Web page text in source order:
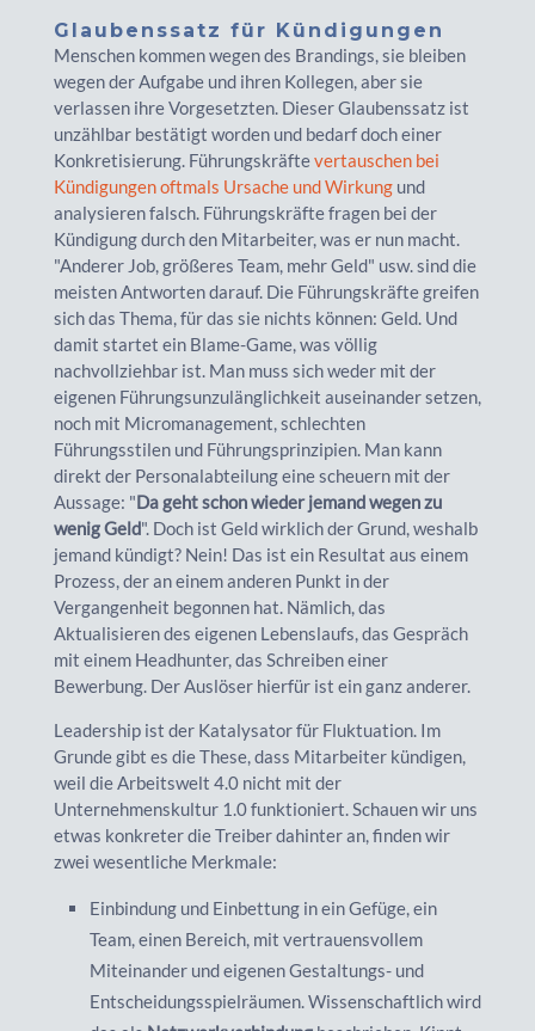
Glaubenssatz für Kündigungen
Menschen kommen wegen des Brandings, sie bleiben
wegen der Aufgabe und ihren Kollegen, aber sie
verlassen ihre Vorgesetzten. Dieser Glaubenssatz ist
unzählbar bestätigt worden und bedarf doch einer
Konkretisierung. Führungskräftevertauschen bei
Kündigungen oftmals Ursache und Wirkungund
analysieren falsch. Führungskräfte fragen bei der
Kündigung durch den Mitarbeiter, was er nun macht.
"Anderer Job, größeres Team, mehr Geld" usw. sind die
meisten Antworten darauf. Die Führungskräfte greifen
sich das Thema, für das sie nichts können: Geld. Und
damit startet ein Blame-Game, was völlig
nachvollziehbar ist. Man muss sich weder mit der
eigenen Führungsunzulänglichkeit auseinander setzen,
noch mit Micromanagement, schlechten
Führungsstilen und Führungsprinzipien. Man kann
direkt der Personalabteilung eine scheuern mit der
Aussage: "Da geht schon wieder jemand wegen zu
wenig Geld". Doch ist Geld wirklich der Grund, weshalb
jemand kündigt? Nein! Das ist ein Resultat aus einem
Prozess, der an einem anderen Punkt in der
Vergangenheit begonnen hat. Nämlich, das
Aktualisieren des eigenen Lebenslaufs, das Gespräch
mit einem Headhunter, das Schreiben einer
Bewerbung. Der Auslöser hierfür ist ein ganz anderer.
Leadership ist der Katalysator für Fluktuation. Im
Grunde gibt es die These, dass Mitarbeiter kündigen,
weil die Arbeitswelt 4.0 nicht mit der
Unternehmenskultur 1.0 funktioniert. Schauen wir uns
etwas konkreter die Treiber dahinter an, finden wir
zwei wesentliche Merkmale:
Einbindung und Einbettung in ein Gefüge, ein
Team, einen Bereich, mit vertrauensvollem
Miteinander und eigenen Gestaltungs- und
Entscheidungsspielräumen. Wissenschaftlich wird